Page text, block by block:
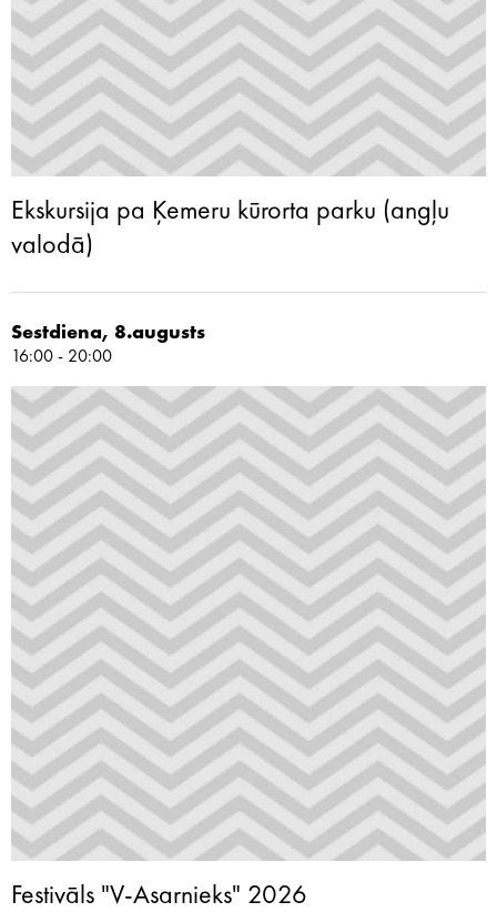
Ekskursija pa Ķemeru kūrorta parku (angļu
valodā)
Sestdiena, 8.augusts
16:00 - 20:00
Festivāls "V-Asarnieks" 2026